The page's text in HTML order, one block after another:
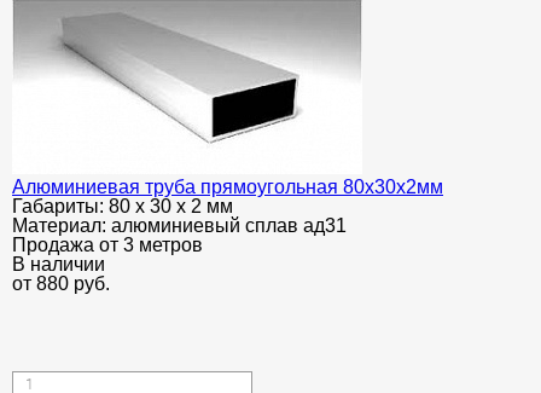
Алюминиевая труба прямоугольная 80х30х2мм
Габариты: 80 х 30 х 2 мм
Материал: алюминиевый сплав ад31
Продажа от 3 метров
В наличии
от 880 руб.